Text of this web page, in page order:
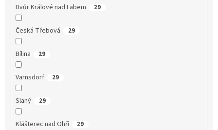
Dvůr Králové nad Labem 29
Česká Třebová 29
Bílina 29
Varnsdorf 29
Slaný 29
Klášterec nad Ohří 29